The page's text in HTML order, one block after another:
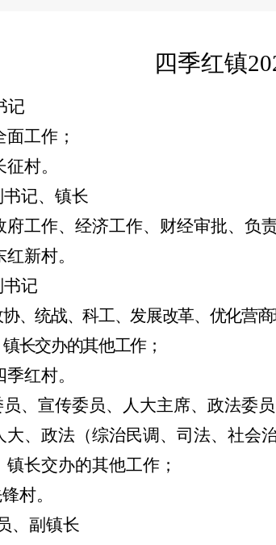
四季红镇
记
作；
。
记、镇长
、经济工作、财经审批、负责
村。
记
、科工、发展改革、优化营商环
办的其他工作；
村。
、宣传委员、人大主席、政法委员
法（综治民调、司法、社会治
办的其他工作；
村。
、副镇长